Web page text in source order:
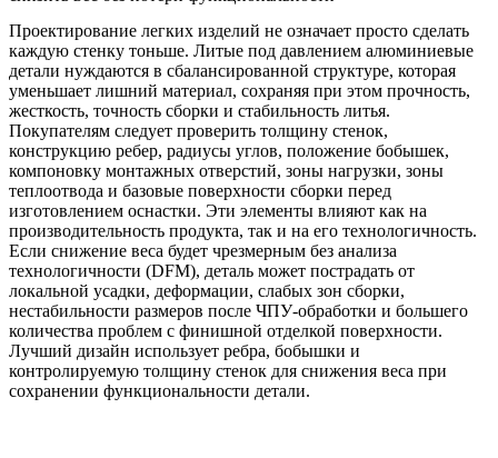
Проектирование легких изделий не означает просто сделать
каждую стенку тоньше. Литые под давлением алюминиевые
детали нуждаются в сбалансированной структуре, которая
уменьшает лишний материал, сохраняя при этом прочность,
жесткость, точность сборки и стабильность литья.
Покупателям следует проверить толщину стенок,
конструкцию ребер, радиусы углов, положение бобышек,
компоновку монтажных отверстий, зоны нагрузки, зоны
теплоотвода и базовые поверхности сборки перед
изготовлением оснастки. Эти элементы влияют как на
производительность продукта, так и на его технологичность.
Если снижение веса будет чрезмерным без анализа
технологичности (DFM), деталь может пострадать от
локальной усадки, деформации, слабых зон сборки,
нестабильности размеров после ЧПУ-обработки и большего
количества проблем с финишной отделкой поверхности.
Лучший дизайн использует ребра, бобышки и
контролируемую толщину стенок для снижения веса при
сохранении функциональности детали.